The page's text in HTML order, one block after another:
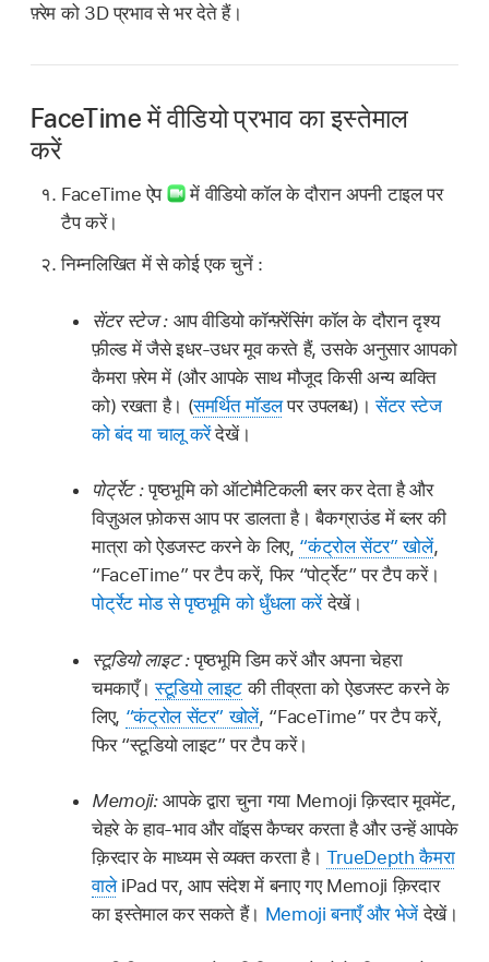
फ़्रेम को 3D प्रभाव से भर देते हैं।
FaceTime में वीडियो प्रभाव का इस्तेमाल
करें
FaceTime ऐप
में वीडियो कॉल के दौरान अपनी टाइल पर
टैप करें।
निम्नलिखित में से कोई एक चुनें :
सेंटर स्टेज :आप वीडियो कॉन्फ़्रेंसिंग कॉल के दौरान दृश्य
फ़ील्ड में जैसे इधर-उधर मूव करते हैं, उसके अनुसार आपको
कैमरा फ़्रेम में (और आपके साथ मौजूद किसी अन्य व्यक्ति
को) रखता है। (समर्थित मॉडलपर उपलब्ध)।सेंटर स्टेज
को बंद या चालू करेंदेखें।
पोर्ट्रेट :पृष्ठभूमि को ऑटोमैटिकली ब्लर कर देता है और
विज़ुअल फ़ोकस आप पर डालता है। बैकग्राउंड में ब्लर की
मात्रा को ऐडजस्ट करने के लिए, “कंट्रोल सेंटर” खोलें,
“FaceTime” पर टैप करें, फिर “पोर्ट्रेट” पर टैप करें।
पोर्ट्रेट मोड से पृष्ठभूमि को धुँधला करेंदेखें।
स्टूडियो लाइट :पृष्ठभूमि डिम करें और अपना चेहरा
चमकाएँ।स्टूडियो लाइट की तीव्रता को ऐडजस्ट करने के
लिए, “कंट्रोल सेंटर” खोलें, “FaceTime” पर टैप करें,
फिर “स्टूडियो लाइट” पर टैप करें।
Memoji:आपके द्वारा चुना गया Memoji क़िरदार मूवमेंट,
चेहरे के हाव-भाव और वॉइस कैप्चर करता है और उन्हें आपके
क़िरदार के माध्यम से व्यक्त करता है। TrueDepth कैमरा
वालेiPad पर, आप संदेश में बनाए गए Memoji क़िरदार
का इस्तेमाल कर सकते हैं। Memoji बनाएँ और भेजेंदेखें।